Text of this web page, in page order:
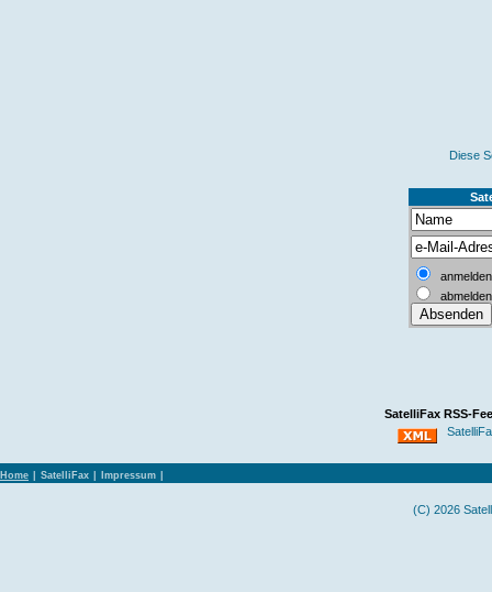
Diese
anmelden
abmelden
SatelliFax RSS-
Home SatelliFax Impressum
(C) 2026